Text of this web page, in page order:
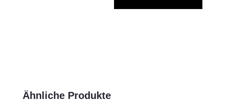
Ähnliche Produkte